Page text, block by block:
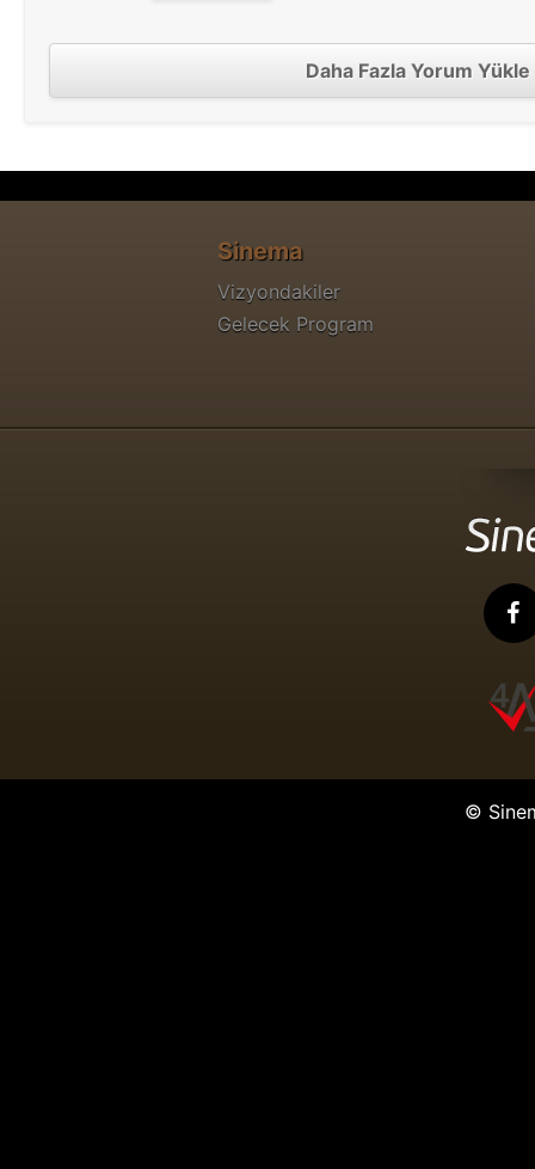
Daha Fazla Yorum Yükle
Sinema
Vizyondakiler
Gelecek Program
©